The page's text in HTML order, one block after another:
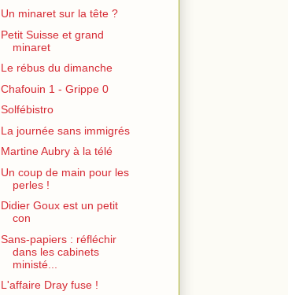
Un minaret sur la tête ?
Petit Suisse et grand
minaret
Le rébus du dimanche
Chafouin 1 - Grippe 0
Solfébistro
La journée sans immigrés
Martine Aubry à la télé
Un coup de main pour les
perles !
Didier Goux est un petit
con
Sans-papiers : réfléchir
dans les cabinets
ministé...
L'affaire Dray fuse !